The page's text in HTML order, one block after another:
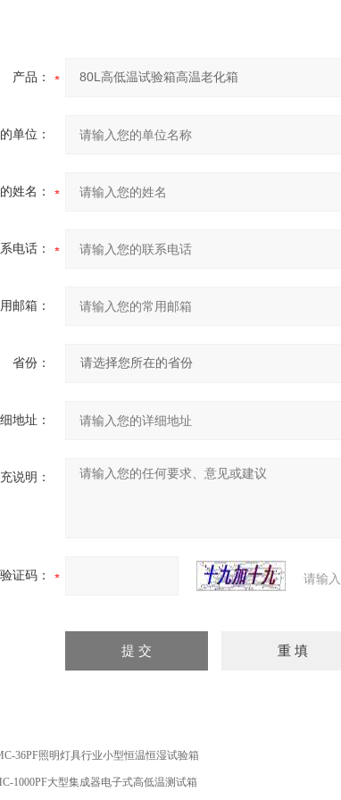
产品：
单位：
姓名：
电话：
邮箱：
省份：
地址：
说明：
验证码： 请输
36PF照明灯具行业小型恒温恒湿试验箱
1000PF大型集成器电子式高低温测试箱